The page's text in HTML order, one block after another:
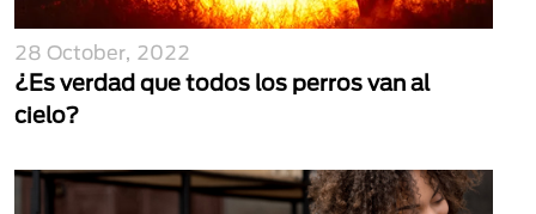
28 October, 2022
¿Es verdad que todos los perros van al
cielo?